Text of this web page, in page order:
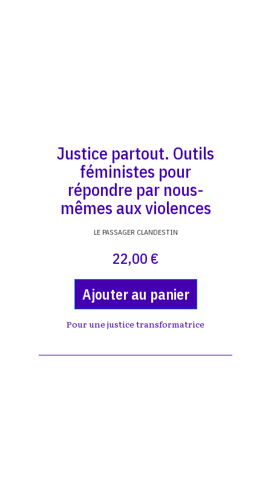
Justice partout. Outils
féministes pour
répondre par nous-
mêmes aux violences
LE PASSAGER CLANDESTIN
22,00 €
Ajouter au panier
Pour une justice transformatrice